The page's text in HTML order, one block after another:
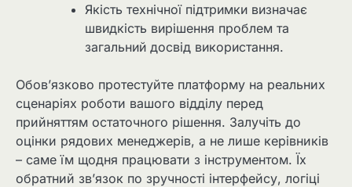
Якість технічної підтримки визначає
швидкість вирішення проблем та
загальний досвід використання.
Обов’язково протестуйте платформу на реальних
сценаріях роботи вашого відділу перед
прийняттям остаточного рішення. Залучіть до
оцінки рядових менеджерів, а не лише керівників
– саме їм щодня працювати з інструментом. Їх
обратний зв’язок по зручності інтерфейсу, логіці